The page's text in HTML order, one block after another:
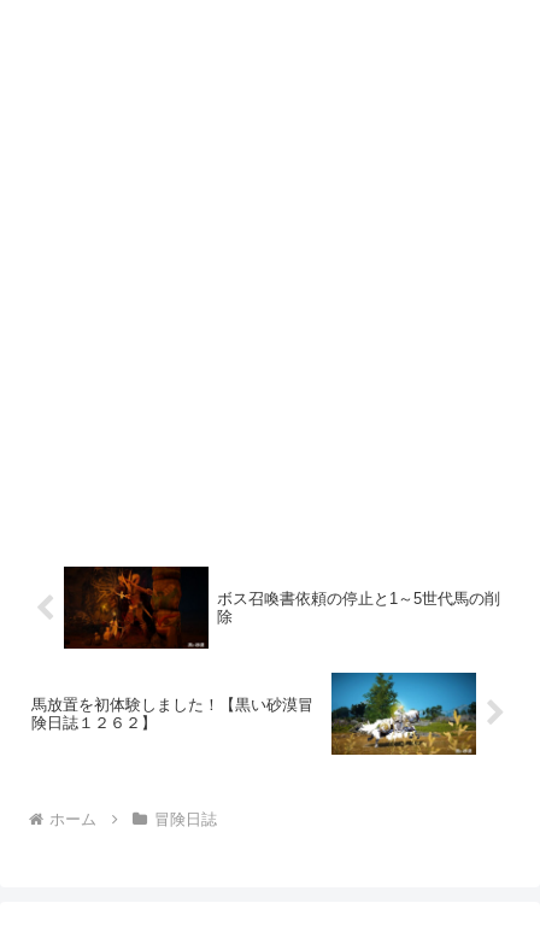
ボス召喚書依頼の停止と1～5世代馬の削
除
馬放置を初体験しました！【黒い砂漠冒
険日誌１２６２】
ホーム 冒険日誌